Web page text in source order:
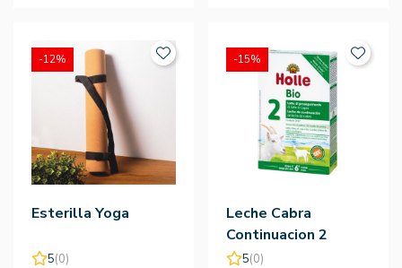
Esterilla Yoga
5(0)
-12%
Leche Cabra
Continuacion 2
(+6m) 400g - Holle
5(0)
-15%